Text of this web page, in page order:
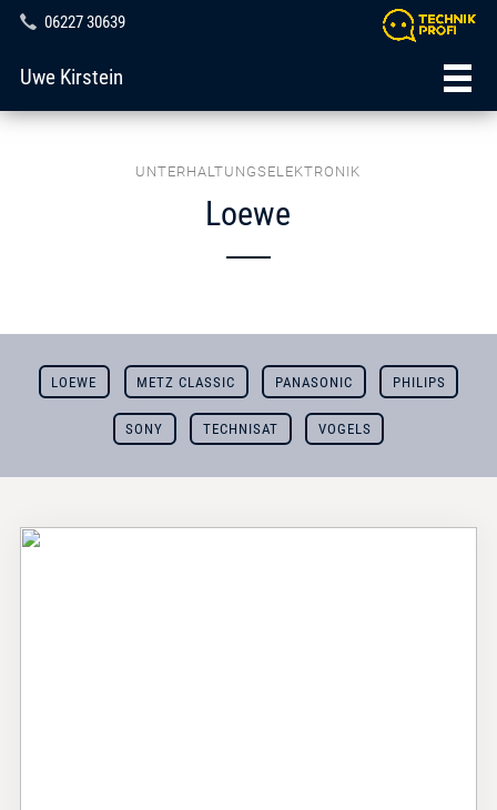
06227 30639
Uwe Kirstein
UNTERHALTUNGSELEKTRONIK
Loewe
LOEWE METZ CLASSIC PANASONIC PHILIPS
SONY TECHNISAT VOGELS